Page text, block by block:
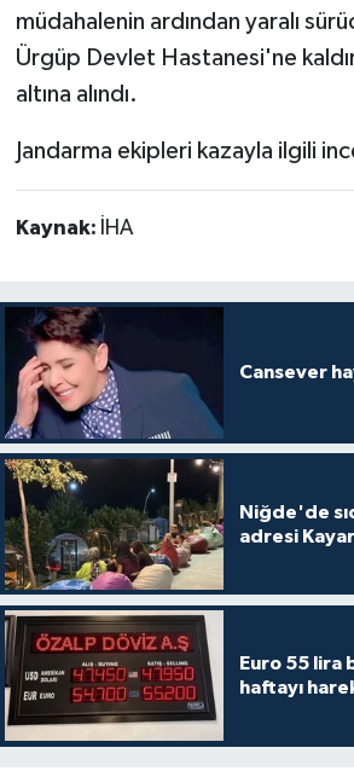
müdahalenin ardından yaralı
Ürgüp Devlet Hastanesi'ne
altına alındı.
Jandarma ekipleri kazayla ilgili
Kaynak: İHA
Cansever
Niğde'de
adresi
Euro 55 lira
haftayı